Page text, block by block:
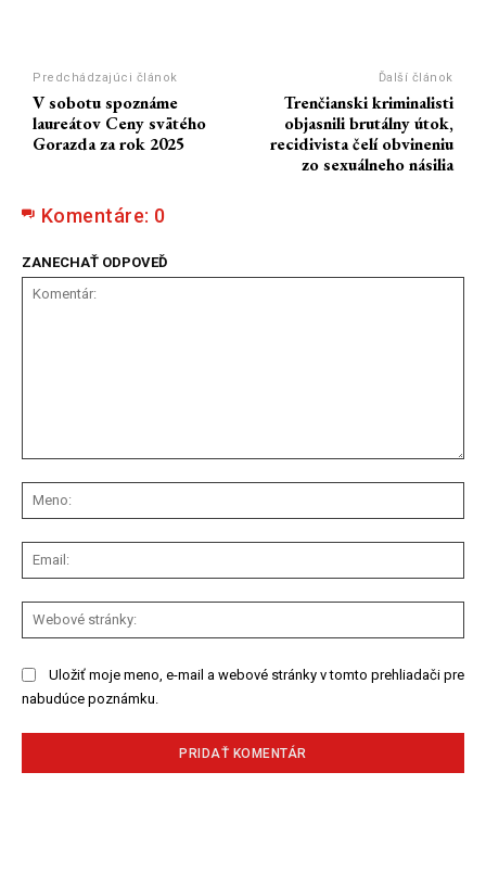
Predchádzajúci článok
V sobotu spoznáme
laureátov Ceny svätého
Gorazda za rok 2025
Ďalší článok
Trenčianski kriminalisti
objasnili brutálny útok,
recidivista čelí obvineniu
zo sexuálneho násilia
Komentáre: 0
ZANECHAŤ ODPOVEĎ
Uložiť moje meno, e-mail a webové stránky v tomto prehliadači pre
nabudúce poznámku.